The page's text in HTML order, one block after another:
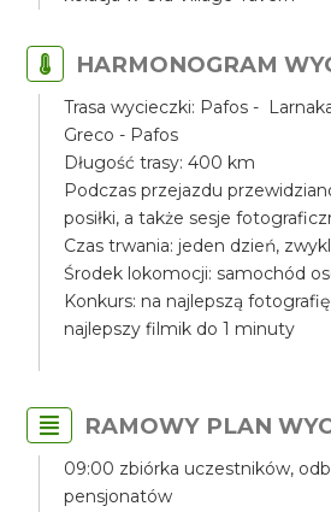
HARMONOGRAM
Trasa wycieczki: Pafos -
Greco - Pafos
Długość trasy: 400 km
Podczas przejazdu
posiłki, a także sesje
Czas trwania: jeden dzień,
Środek lokomocji: samochód
Konkurs: na najlepszą
najlepszy filmik do 1 minuty
RAMOWY PLAN
09:00 zbiórka uczestników,
pensjonatów